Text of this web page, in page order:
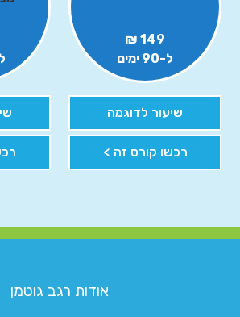
149 ₪
ל-90 ימים
שיעור לדוגמה
רכשו קורס זה >
ל-
אודות רגב גוטמן